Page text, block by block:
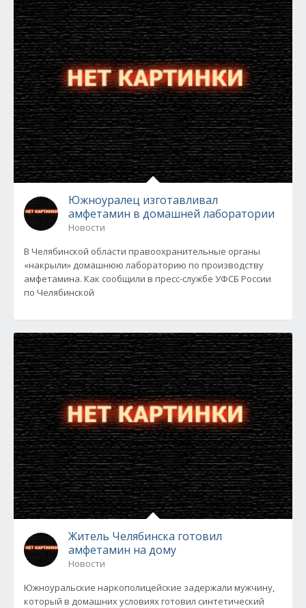
Южноуралец изготавливал
амфетамин в домашней лаборатории
Новости
В Челябинской области правоохранительные органы
«накрыли» домашнюю лабораторию по производству
амфетамина. Как сообщили в пресс-службе УФСБ России
по Челябинской
Житель Челябинска готовил
амфетамин на дому
Новости
Южноуральские наркополицейские задержали мужчину,
который в домашних условиях готовил синтетический